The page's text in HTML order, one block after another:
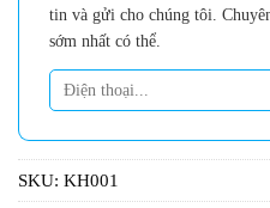
tin và gửi cho chúng tôi.
sớm nhất có thể.
SKU: KH001